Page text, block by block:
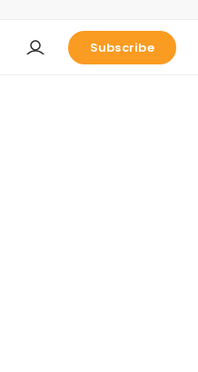
Subscribe